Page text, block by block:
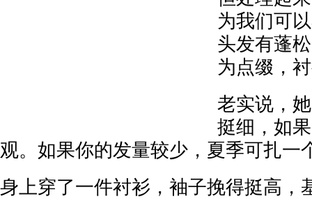
为我们可
头发有蓬
为点缀，
老实说，
挺细，如
观。如果你的发量较少，夏季可扎一
身上穿了一件衬衫，袖子挽得挺高，